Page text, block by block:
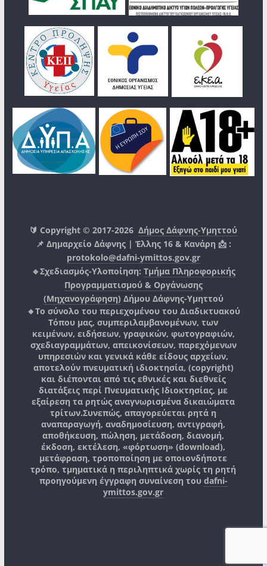
🔰 Copyright © 2017-2026Δήμος Δάφνης-Υμηττού
📌 Δημαρχείο Δάφνης | Έλλης 16 & Κανάρη 📩 :
protokolo@dafni-ymittos.gov.gr
🔹Σχεδιασμός-Υλοποίηση: Τμήμα Πληροφορικής
Προγραμματισμού & Οργάνωσης
(Μηχανογράφηση) Δήμου Δάφνης-Υμηττού
🔸Το σύνολο του περιεχομένου του Διαδικτυακού
Τόπου μας, συμπεριλαμβανομένων, των
κειμένων, ειδήσεων, γραφικών, φωτογραφιών,
σχεδιαγραμμάτων, απεικονίσεων, παρεχόμενων
υπηρεσιών και γενικά κάθε είδους αρχείων,
αποτελούν πνευματική ιδιοκτησία, (copyright)
και διέπονται από τις εθνικές και διεθνείς
διατάξεις περί Πνευματικής Ιδιοκτησίας, με
εξαίρεση τα ρητώς αναγνωρισμένα δικαιώματα
τρίτων.Συνεπώς, απαγορεύεται ρητά η
αναπαραγωγή, αναδημοσίευση, αντιγραφή,
αποθήκευση, πώληση, μετάδοση, διανομή,
έκδοση, εκτέλεση, «φόρτωση» (download),
μετάφραση, τροποποίηση με οποιονδήποτε
τρόπο, τμηματικά η περιληπτικά χωρίς τη ρητή
προηγούμενη έγγραφη συναίνεση του dafni-
ymittos.gov.gr